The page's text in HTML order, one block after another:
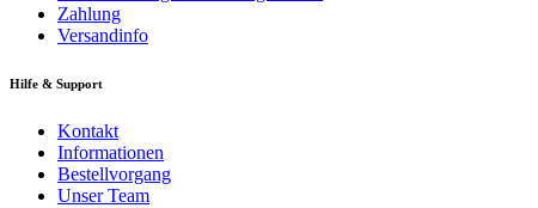
Zahlung
Versandinfo
Hilfe & Support
Kontakt
Informationen
Bestellvorgang
Unser Team